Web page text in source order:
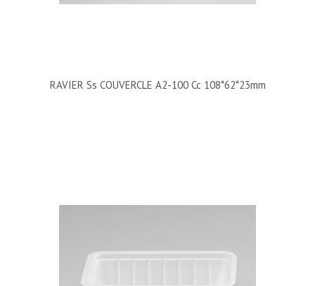
RAVIER Ss COUVERCLE A2-100 Cc 108*62*23mm